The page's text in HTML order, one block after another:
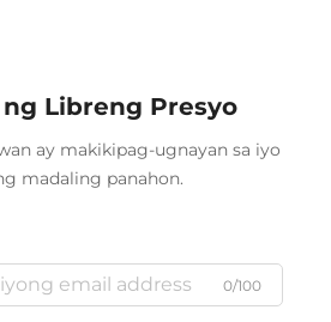
Libreng Presyo
ay makikipag-ugnayan sa iyo
madaling panahon.
0/100